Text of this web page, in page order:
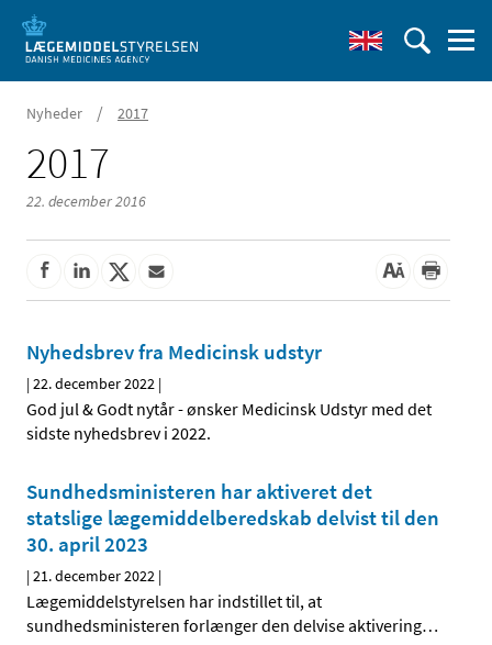
Nyheder / 2017
2017
22. december 2016
Nyhedsbrev fra Medicinsk udstyr
|22. december 2022 |
God jul & Godt nytår - ønsker Medicinsk Udstyr med det
sidste nyhedsbrev i 2022.
Sundhedsministeren har aktiveret det
statslige lægemiddelberedskab delvist til den
30. april 2023
|21. december 2022 |
Lægemiddelstyrelsen har indstillet til, at
sundhedsministeren forlænger den delvise aktivering…